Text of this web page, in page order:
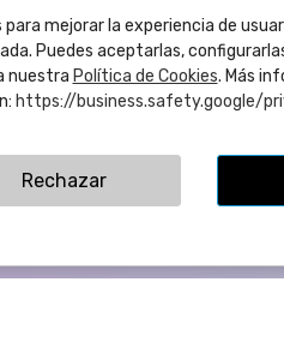
Real (Castellón) ESPAÑA | CIF:
mejorar la experiencia de
Puedes aceptarlas,
nuestra Política de Cookies. Más
https://business.safety.google/
Rechazar